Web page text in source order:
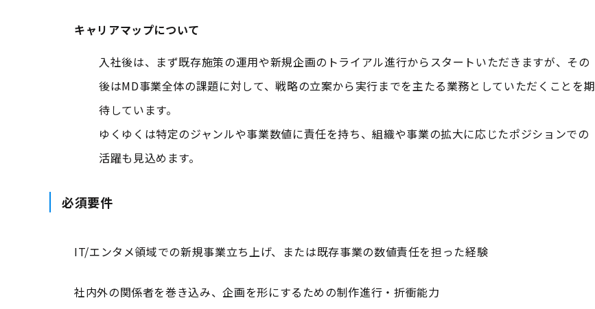
キャリアマップについて
入社後は、まず既存施策の運用や新規企画のトライアル進行からスタートいただきますが、その
後はMD事業全体の課題に対して、戦略の立案から実行までを主たる業務としていただくことを期
待しています。
ゆくゆくは特定のジャンルや事業数値に責任を持ち、組織や事業の拡大に応じたポジションでの
活躍も見込めます。
必須要件
IT/エンタメ領域での新規事業立ち上げ、または既存事業の数値責任を担った経験
社内外の関係者を巻き込み、企画を形にするための制作進行・折衝能力